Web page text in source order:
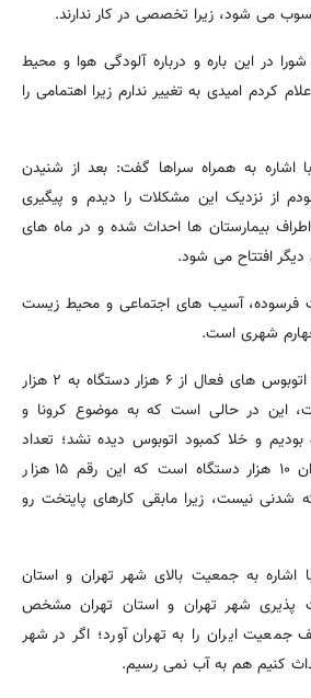
می شود، زیرا تخصصی در کار ندارند.
در این باره و درباره آلودگی هوا و محیط
کردم امیدی به تغییر ندارم زیرا اهتمامی را
اشاره به همراه سراها گفت: بعد از شنیدن
از نزدیک این مشکلات را دیدم و پیگیری
بیمارستان ها احداث شده و در ماه های
افتتاح می شود.
فرسوده، آسیب های اجتماعی و محیط زیست
شهری است.
پیرهادی یادآور شد: تعداد اتوبوس های فعال از ۶ هزار دستگاه به ۲ هزار
این در حالی است که به موضوع کرونا و
و خلا کمبود اتوبوس دیده نشد؛ تعداد
مطلوب اتوبوس های تهران ۱۰ هزار دستگاه است که این رقم ۱۵ هزار
شدنی نیست، زیرا مابقی کارهای پایتخت رو
اشاره به جمعیت بالای شهر تهران و استان
پذیری شهر تهران و استان تهران مشخص
ایران را به تهران آورد؛ اگر در شهر